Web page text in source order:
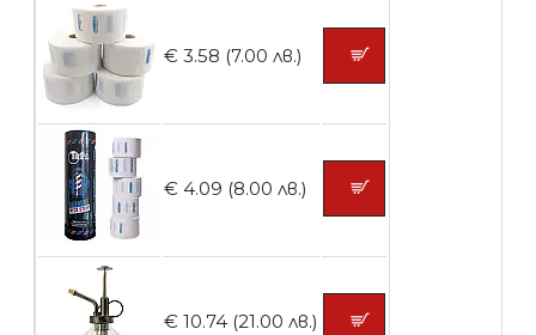
Четка за боядисване
броя
€ 3.58 (7.00 лв.)
€ 4.09 (8.00 лв.)
€ 10.74 (21.00 лв.)